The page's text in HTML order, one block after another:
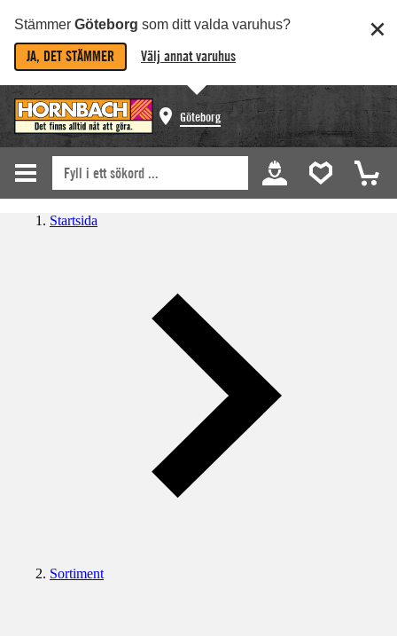
Stämmer Göteborg som ditt valda varuhus?
JA, DET STÄMMER Välj annat varuhus
Göteborg
Startsida
Sortiment